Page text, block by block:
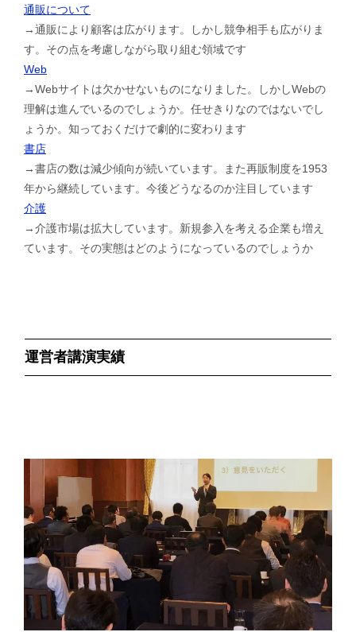
通販について
→通販により顧客は広がります。しかし競争相手も広がりま
す。その点を考慮しながら取り組む領域です
Web
→Webサイトは欠かせないものになりました。しかしWebの
理解は進んでいるのでしょうか。任せきりなのではないでし
ょうか。知っておくだけで劇的に変わります
書店
→書店の数は減少傾向が続いています。また再販制度を1953
年から継続しています。今後どうなるのか注目しています
介護
→介護市場は拡大しています。新規参入を考える企業も増え
ています。その実態はどのようになっているのでしょうか
運営者講演実績